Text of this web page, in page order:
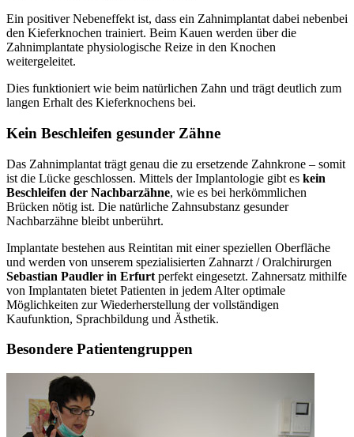
Ein positiver Nebeneffekt ist, dass ein Zahnimplantat dabei nebenbei
den Kieferknochen trainiert. Beim Kauen werden über die
Zahnimplantate physiologische Reize in den Knochen
weitergeleitet.
Dies funktioniert wie beim natürlichen Zahn und trägt deutlich zum
langen Erhalt des Kieferknochens bei.
Kein Beschleifen gesunder Zähne
Das Zahnimplantat trägt genau die zu ersetzende Zahnkrone – somit
ist die Lücke geschlossen. Mittels der Implantologie gibt es kein
Beschleifen der Nachbarzähne, wie es bei herkömmlichen
Brücken nötig ist. Die natürliche Zahnsubstanz gesunder
Nachbarzähne bleibt unberührt.
Implantate bestehen aus Reintitan mit einer speziellen Oberfläche
und werden von unserem spezialisierten Zahnarzt / Oralchirurgen
Sebastian Paudler in Erfurt perfekt eingesetzt. Zahnersatz mithilfe
von Implantaten bietet Patienten in jedem Alter optimale
Möglichkeiten zur Wiederherstellung der vollständigen
Kaufunktion, Sprachbildung und Ästhetik.
Besondere Patientengruppen